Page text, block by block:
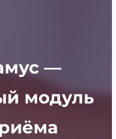
—
модуль